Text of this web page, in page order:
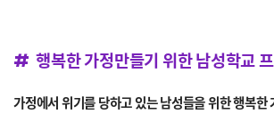
# 행복한 가정만들기 위한 남성학교
가정에서 위기를 당하고 있는 남성들을 위한 행복한